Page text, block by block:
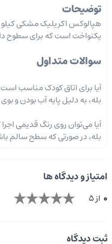
توضیحات
هپالوکس اکریلیک مشکی کیلو
یکنواخت است که برای سطوح
سوالات متداول
آیا برای اتاق کودک مناسب
بله، به دلیل پایه آب بودن و
آیا می‌توان روی رنگ قدیمی
بله، در صورتی که سطح سالم
امتیاز و دیدگاه ها
0 از 5
ثبت دیدگاه